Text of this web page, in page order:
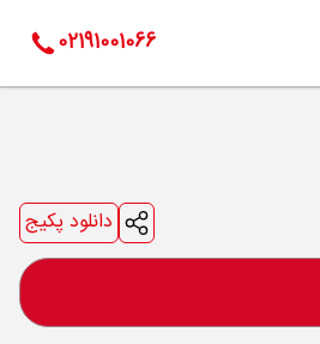
02191001066
دانلود پکیج